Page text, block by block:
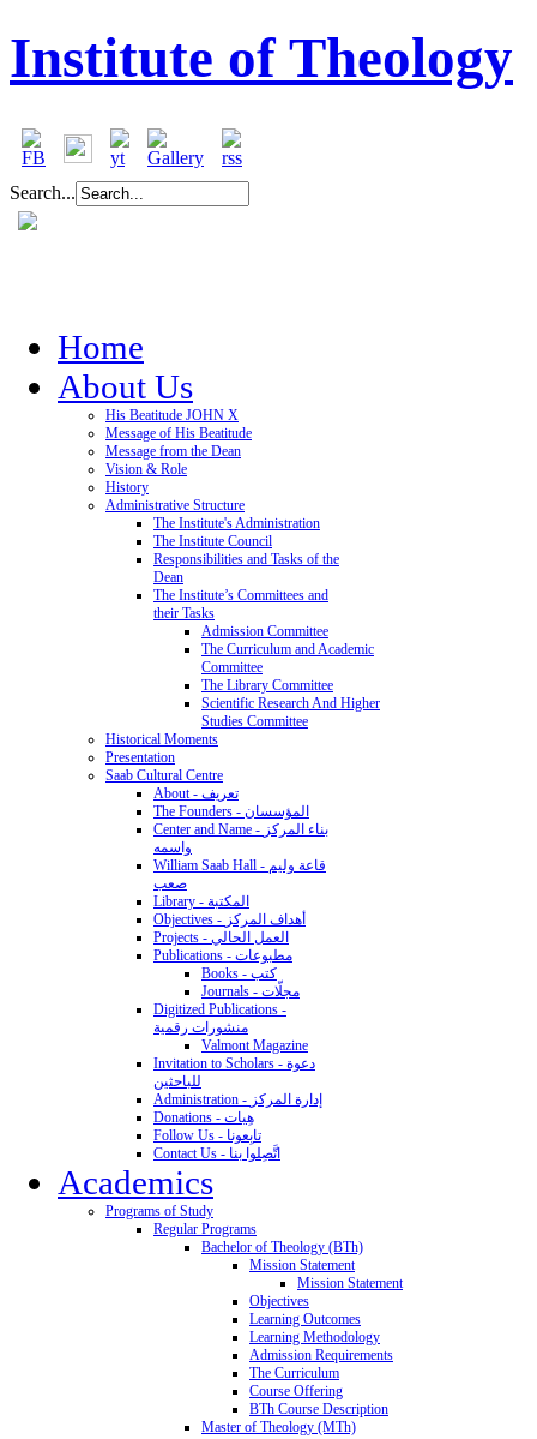
Institute of Theology
Search...
Home
About Us
His Beatitude JOHN X
Message of His Beatitude
Message from the Dean
Vision & Role
History
Administrative Structure
The Institute's Administration
The Institute Council
Responsibilities and Tasks of the
Dean
The Institute’s Committees and
their Tasks
Admission Committee
The Curriculum and Academic
Committee
The Library Committee
Scientific Research And Higher
Studies Committee
Historical Moments
Presentation
Saab Cultural Centre
About - تعريف
The Founders - المؤسسان
Center and Name - بناء المركز
واسمه
William Saab Hall - قاعة وليم
صعب
Library - المكتبة
Objectives - أهداف المركز
Projects - العمل الحالي
Publications - مطبوعات
Books - كتب
Journals - مجلّات
Digitized Publications -
منشورات رقمية
Valmont Magazine
Invitation to Scholars - دعوة
للباحثين
Administration - إدارة المركز
Donations - هِبات
Follow Us - تابِعونا
Contact Us - اتَّصِلوا بنا
Academics
Programs of Study
Regular Programs
Bachelor of Theology (BTh)
Mission Statement
Mission Statement
Objectives
Learning Outcomes
Learning Methodology
Admission Requirements
The Curriculum
Course Offering
BTh Course Description
Master of Theology (MTh)